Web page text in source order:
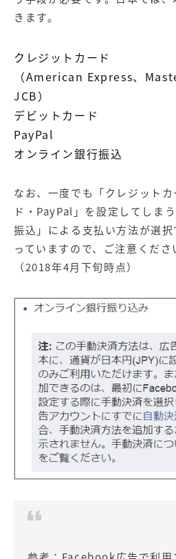
きます。
クレジットカード
（American Express、
JCB）
デビットカード
PayPal
オンライン銀行振込
なお、一度でも「クレジット
ド・PayPal」を設定してしま
振込」による支払い方法が選
っていますので、ご注意くださ
（2018年4月下旬時点）